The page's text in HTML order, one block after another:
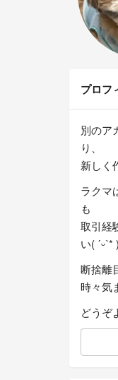
プロフ
別のア
り、
新しく
ラクマ
も
取引経
い( ˊᵕˋ* )
断捨離
時々気
どうぞ